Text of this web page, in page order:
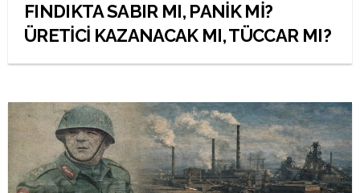
FINDIKTA SABIR MI, PANİK Mİ?
ÜRETİCİ KAZANACAK MI, TÜCCAR MI?